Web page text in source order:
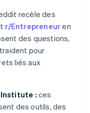
recèle des
r/Entrepreneuren
des questions,
pour
liés aux
: ces
des outils, des